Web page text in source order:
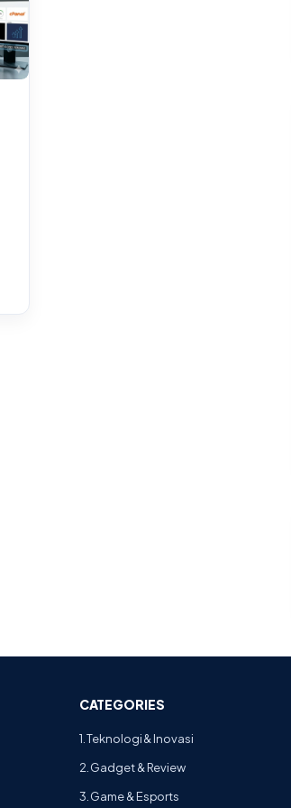
CATEGORIES
1. Teknologi & Inovasi
2. Gadget & Review
3. Game & Esports